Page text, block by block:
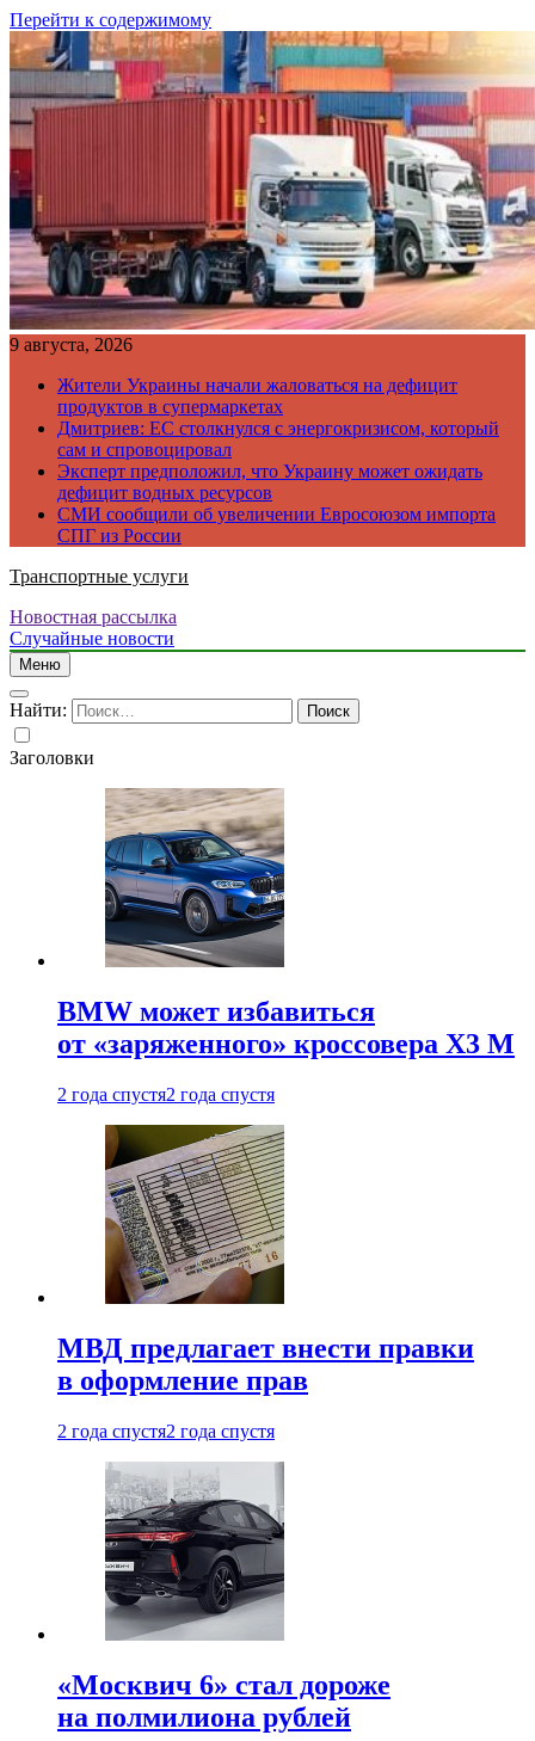
Перейти к содержимому
9 августа, 2026
Жители Украины начали жаловаться на дефицит
продуктов в супермаркетах
Дмитриев: ЕС столкнулся с энергокризисом, который
сам и спровоцировал
Эксперт предположил, что Украину может ожидать
дефицит водных ресурсов
СМИ сообщили об увеличении Евросоюзом импорта
СПГ из России
Транспортные услуги
Новостная рассылка
Случайные новости
Меню
Найти:
Заголовки
BMW может избавиться
от «заряженного» кроссовера X3 M
2 года спустя2 года спустя
МВД предлагает внести правки
в оформление прав
2 года спустя2 года спустя
«Москвич 6» стал дороже
на полмилиона рублей